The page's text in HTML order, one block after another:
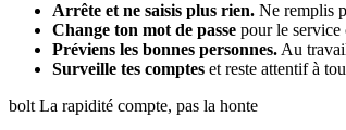
Arrête et ne saisis plus rien. Ne remplis
Change ton mot de passe pour le service
Préviens les bonnes personnes. Au
Surveille tes comptes et reste attentif à
bolt La rapidité compte, pas la honte